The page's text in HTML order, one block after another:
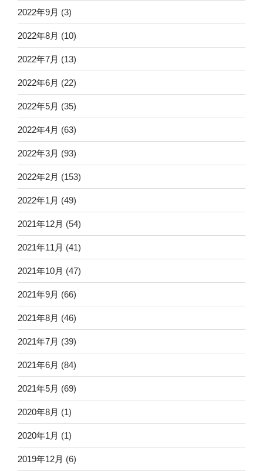
2022年9月 (3)
2022年8月 (10)
2022年7月 (13)
2022年6月 (22)
2022年5月 (35)
2022年4月 (63)
2022年3月 (93)
2022年2月 (153)
2022年1月 (49)
2021年12月 (54)
2021年11月 (41)
2021年10月 (47)
2021年9月 (66)
2021年8月 (46)
2021年7月 (39)
2021年6月 (84)
2021年5月 (69)
2020年8月 (1)
2020年1月 (1)
2019年12月 (6)